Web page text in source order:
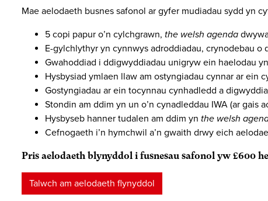
Mae aelodaeth busnes safonol ar gyfer mudiadau sydd yn
5 copi papur o’n cylchgrawn, the welsh agenda
E-gylchlythyr yn cynnwys adroddiadau, crynodebau o
Gwahoddiad i ddigwyddiadau unigryw ein haelodau
Hysbysiad ymlaen llaw am ostyngiadau cynnar ar ein
Gostyngiadau ar ein tocynnau cynhadledd a
Stondin am ddim yn un o’n cynadleddau IWA (ar gais
Hysbyseb hanner tudalen am ddim yn the welsh
Cefnogaeth i’n hymchwil a’n gwaith drwy eich
Pris aelodaeth blynyddol i fusnesau safonol yw £600
Talwch am aelodaeth flynyddol